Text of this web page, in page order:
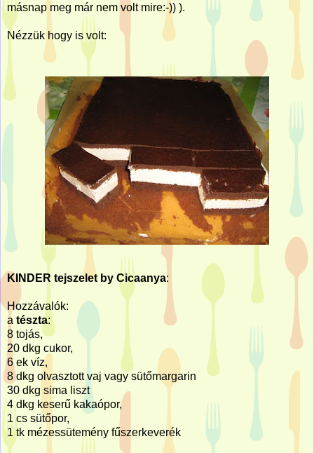
másnap meg már nem volt mire:-)) ).
Nézzük hogy is volt:
KINDER tejszelet by Cicaanya:
Hozzávalók:
a tészta:
8 tojás,
20 dkg cukor,
6 ek víz,
8 dkg olvasztott vaj vagy sütőmargarin
30 dkg sima liszt
4 dkg keserű kakaópor,
1 cs sütőpor,
1 tk mézessütemény fűszerkeverék